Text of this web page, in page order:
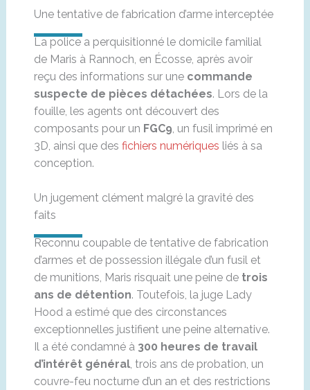
Une tentative de fabrication d’arme interceptée
La police a perquisitionné le domicile familial
de Maris à Rannoch, en Écosse, après avoir
reçu des informations sur une commande
suspecte de pièces détachées. Lors de la
fouille, les agents ont découvert des
composants pour un FGC9, un fusil imprimé en
3D, ainsi que des fichiers numériques liés à sa
conception.
Un jugement clément malgré la gravité des
faits
Reconnu coupable de tentative de fabrication
d’armes et de possession illégale d’un fusil et
de munitions, Maris risquait une peine de trois
ans de détention. Toutefois, la juge Lady
Hood a estimé que des circonstances
exceptionnelles justifient une peine alternative.
Il a été condamné à 300 heures de travail
d’intérêt général, trois ans de probation, un
couvre-feu nocturne d’un an et des restrictions